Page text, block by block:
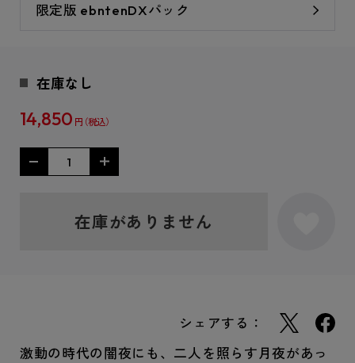
限定版 ebntenDXパック
在庫なし
14,850 円
在庫がありません
シェアする：
激動の時代の闇夜にも、二人を照らす月夜があっ